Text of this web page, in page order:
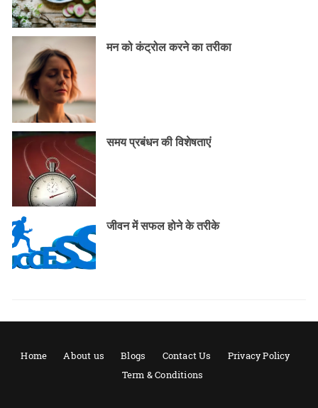
मन को कंट्रोल करने का तरीका
समय प्रबंधन की विशेषताएं
जीवन में सफल होने के तरीके
Home About us Blogs Contact Us
Privacy Policy
Term & Conditions